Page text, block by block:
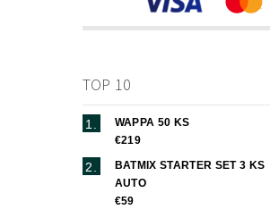
TOP 10
WAPPA 50 KS
€219
BATMIX STARTER SET 3 KS
AUTO
€59